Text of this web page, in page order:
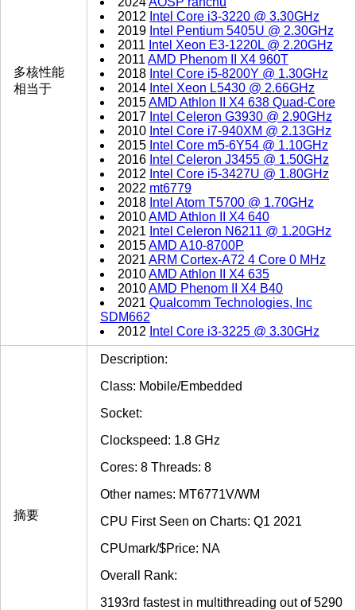
多核性能
相当于
2012 Intel Core i3-3220 @ 3.30GHz
2019 Intel Pentium 5405U @ 2.30GHz
2011 Intel Xeon E3-1220L @ 2.20GHz
2011AMD Phenom II X4 960T
2018 Intel Core i5-8200Y @ 1.30GHz
2014 Intel Xeon L5430 @ 2.66GHz
2015AMD Athlon II X4 638 Quad-Core
2017 Intel Celeron G3930 @ 2.90GHz
2010 Intel Core i7-940XM @ 2.13GHz
2015 Intel Core m5-6Y54 @ 1.10GHz
2016 Intel Celeron J3455 @ 1.50GHz
2012 Intel Core i5-3427U @ 1.80GHz
2022 mt6779
2018 Intel Atom T5700 @ 1.70GHz
2010AMD Athlon II X4 640
2021 Intel Celeron N6211 @ 1.20GHz
2015AMD A10-8700P
2021ARM Cortex-A72 4 Core 0 MHz
2010AMD Athlon II X4 635
2010AMD Phenom II X4 B40
2021 Qualcomm Technologies, Inc
SDM662
2012 Intel Core i3-3225 @ 3.30GHz
摘要
Description:
Class: Mobile/Embedded
Socket:
Clockspeed: 1.8 GHz
Cores: 8 Threads: 8
Other names: MT6771V/WM
CPU First Seen on Charts: Q1 2021
CPUmark/$Price: NA
Overall Rank:
3193rd fastest in multithreading out of 5290